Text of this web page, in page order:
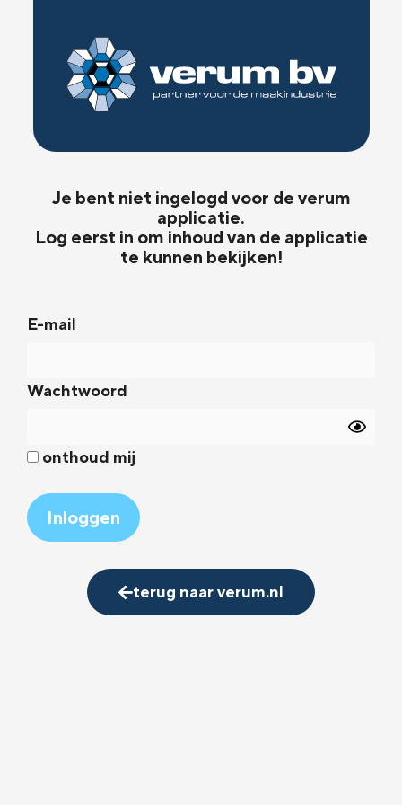
Je bent niet ingelogd voor de verum
applicatie.
Log eerst in om inhoud van de applicatie
te kunnen bekijken!
E-mail
Wachtwoord
onthoud mij
terug naar verum.nl